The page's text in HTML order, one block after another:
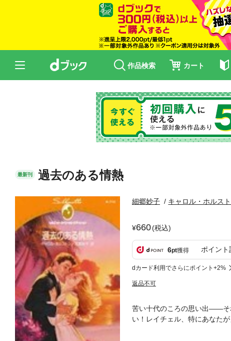
作品検索 カート
最新刊 過去のある情熱
細郷妙子 キャロル・ホルス
660(税込)
6pt獲得 ポイント
dカード利用でさらにポイント+2%
返品不可
苦い十代のころの思い出――そ
い！レイチェル、特にあなた
ちの不動産会社の記事をのぞ